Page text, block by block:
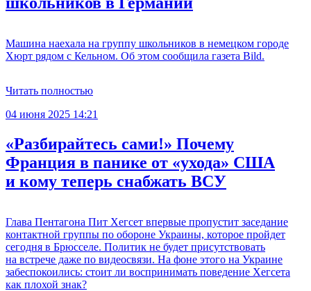
Машина наехала на группу школьников в немецком городе
Хюрт рядом с Кельном. Об этом сообщила газета Bild.
Читать полностью
04 июня 2025 14:21
«Разбирайтесь сами!» Почему
Франция в панике от «ухода» США
и кому теперь снабжать ВСУ
Глава Пентагона Пит Хегсет впервые пропустит заседание
контактной группы по обороне Украины, которое пройдет
сегодня в Брюсселе. Политик не будет присутствовать
на встрече даже по видеосвязи. На фоне этого на Украине
забеспокоились: стоит ли воспринимать поведение Хегсета
как плохой знак?